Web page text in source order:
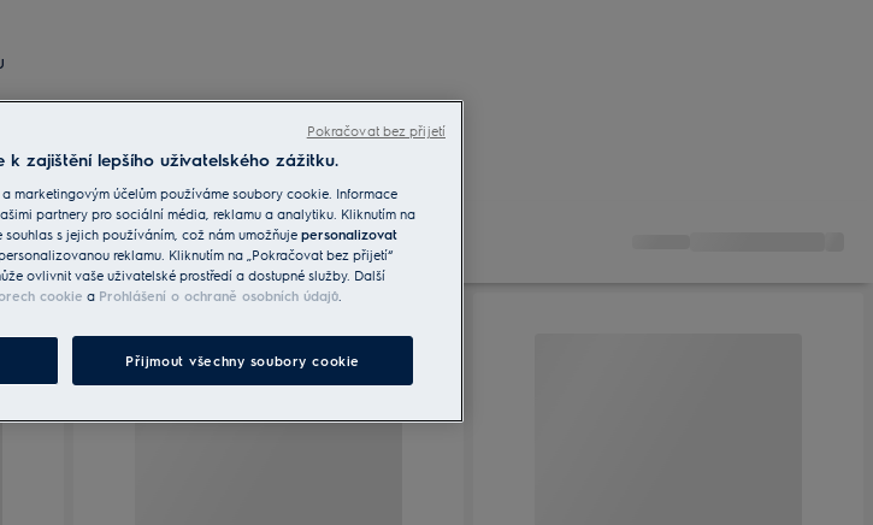
zajištění lepšího uživatelského zážitku.
marketingovým účelům používáme soubory cookie. Informace
partnery pro sociální média, reklamu a analytiku. Kliknutím na
s jejich používáním, což nám umožňuje personalizovat
reklamu. Kliknutím na „Pokračovat bez přijetí“
ovlivnit vaše uživatelské prostředí a dostupné služby. Další
cookie a Prohlášení o ochraně osobních údajů.
Přijmout všechny soubory cookie
Pokračovat bez přijetí